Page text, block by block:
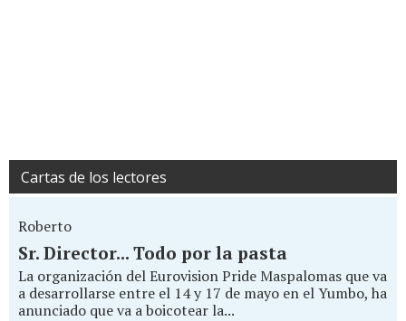
Cartas de los lectores
Roberto
Sr. Director... Todo por la pasta
La organización del Eurovision Pride Maspalomas que va
a desarrollarse entre el 14 y 17 de mayo en el Yumbo, ha
anunciado que va a boicotear la...